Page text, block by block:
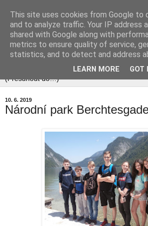
10. 6. 2019
Národní park
This site uses cookies from Google to
and to analyze traffic. Your IP address
shared with Google along with
metrics to ensure quality of service,
statistics, and to detect and address
LEARN MORE GOT